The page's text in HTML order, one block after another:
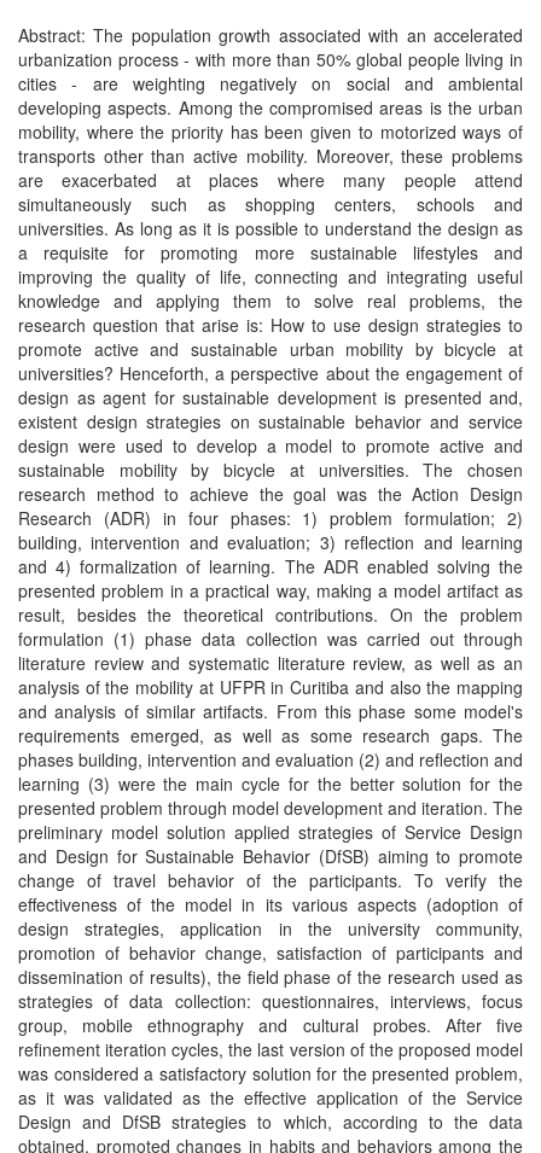
Abstract: The population growth associated with an accelerated
urbanization process - with more than 50% global people living in
cities - are weighting negatively on social and ambiental
developing aspects. Among the compromised areas is the urban
mobility, where the priority has been given to motorized ways of
transports other than active mobility. Moreover, these problems
are exacerbated at places where many people attend
simultaneously such as shopping centers, schools and
universities. As long as it is possible to understand the design as
a requisite for promoting more sustainable lifestyles and
improving the quality of life, connecting and integrating useful
knowledge and applying them to solve real problems, the
research question that arise is: How to use design strategies to
promote active and sustainable urban mobility by bicycle at
universities? Henceforth, a perspective about the engagement of
design as agent for sustainable development is presented and,
existent design strategies on sustainable behavior and service
design were used to develop a model to promote active and
sustainable mobility by bicycle at universities. The chosen
research method to achieve the goal was the Action Design
Research (ADR) in four phases: 1) problem formulation; 2)
building, intervention and evaluation; 3) reflection and learning
and 4) formalization of learning. The ADR enabled solving the
presented problem in a practical way, making a model artifact as
result, besides the theoretical contributions. On the problem
formulation (1) phase data collection was carried out through
literature review and systematic literature review, as well as an
analysis of the mobility at UFPR in Curitiba and also the mapping
and analysis of similar artifacts. From this phase some model's
requirements emerged, as well as some research gaps. The
phases building, intervention and evaluation (2) and reflection and
learning (3) were the main cycle for the better solution for the
presented problem through model development and iteration. The
preliminary model solution applied strategies of Service Design
and Design for Sustainable Behavior (DfSB) aiming to promote
change of travel behavior of the participants. To verify the
effectiveness of the model in its various aspects (adoption of
design strategies, application in the university community,
promotion of behavior change, satisfaction of participants and
dissemination of results), the field phase of the research used as
strategies of data collection: questionnaires, interviews, focus
group, mobile ethnography and cultural probes. After five
refinement iteration cycles, the last version of the proposed model
was considered a satisfactory solution for the presented problem,
as it was validated as the effective application of the Service
Design and DfSB strategies to which, according to the data
obtained, promoted changes in habits and behaviors among the